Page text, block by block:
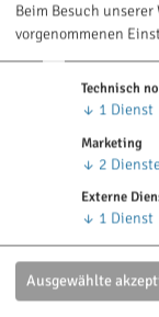
Zahnkrone
Zahnbrücke
Alle
Zahnbehandlung
Zahn
Zahnfüllung
Zahnspange
Narkose beim
Alle
Beim Besuch
vorgenommenen
Technisch
↓ 1 Dienst
Marketing
↓ 2
Externe
↓ 1 Dienst
Ausgewählte